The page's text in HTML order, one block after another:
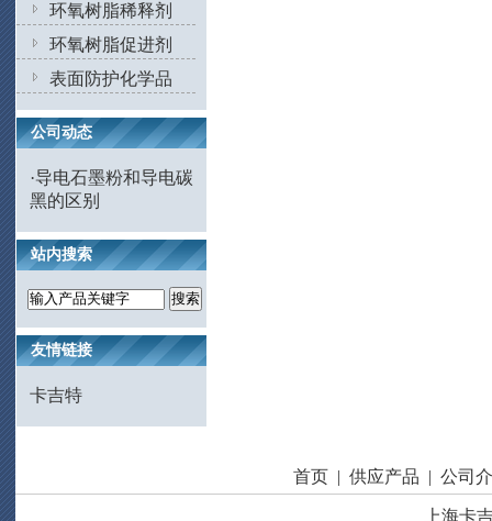
环氧树脂稀释剂
环氧树脂促进剂
表面防护化学品
公司动态
·导电石墨粉和导电碳
黑的区别
站内搜索
友情链接
卡吉特
首页| 供应产品 | 公司
上海卡